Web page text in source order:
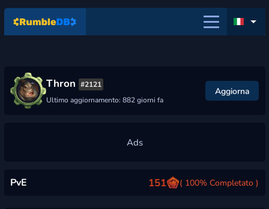
Thron #2121
Ultimo aggiornamento: 882 giorni fa
Aggiorna
PvE 151 ( 100% Completato )